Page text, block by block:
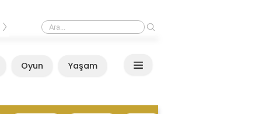
Estonya yaşamak için nasıl bir ülke?
›
Oyun Yaşam